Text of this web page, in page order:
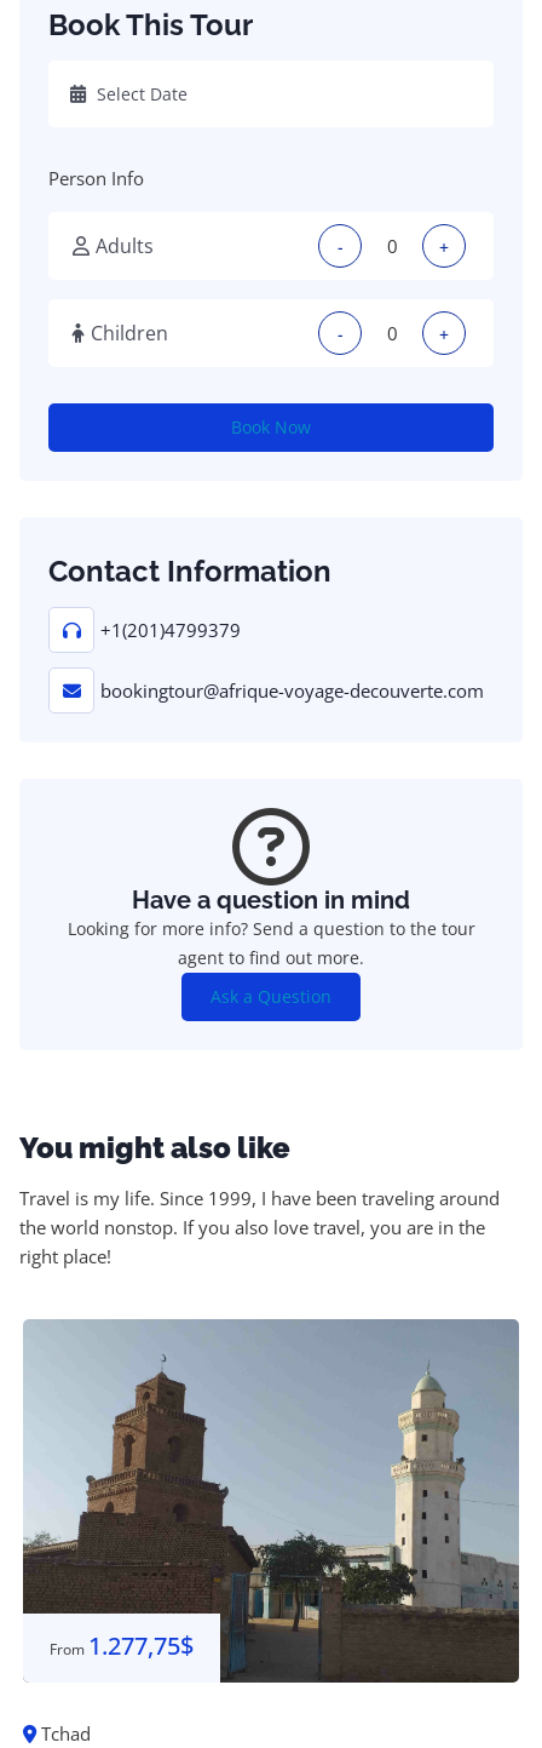
Book This Tour
Person Info
Adults - +
Children - +
Book Now
Contact Information
+1(201)4799379
bookingtour@afrique-voyage-decouverte.com
Have a question in mind
Looking for more info? Send a question to the tour
agent to find out more.
Ask a Question
You might also like
Travel is my life. Since 1999, I have been traveling around
the world nonstop. If you also love travel, you are in the
right place!
From 1.277,75$
Tchad